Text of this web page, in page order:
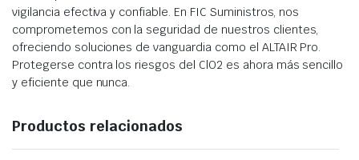
vigilancia efectiva y confiable. En FIC Suministros, nos
comprometemos con la seguridad de nuestros clientes,
ofreciendo soluciones de vanguardia como el ALTAIR Pro.
Protegerse contra los riesgos del ClO2 es ahora más sencillo
y eficiente que nunca.
Productos relacionados